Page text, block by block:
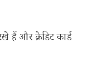
हैं और क्रेडिट कार्ड